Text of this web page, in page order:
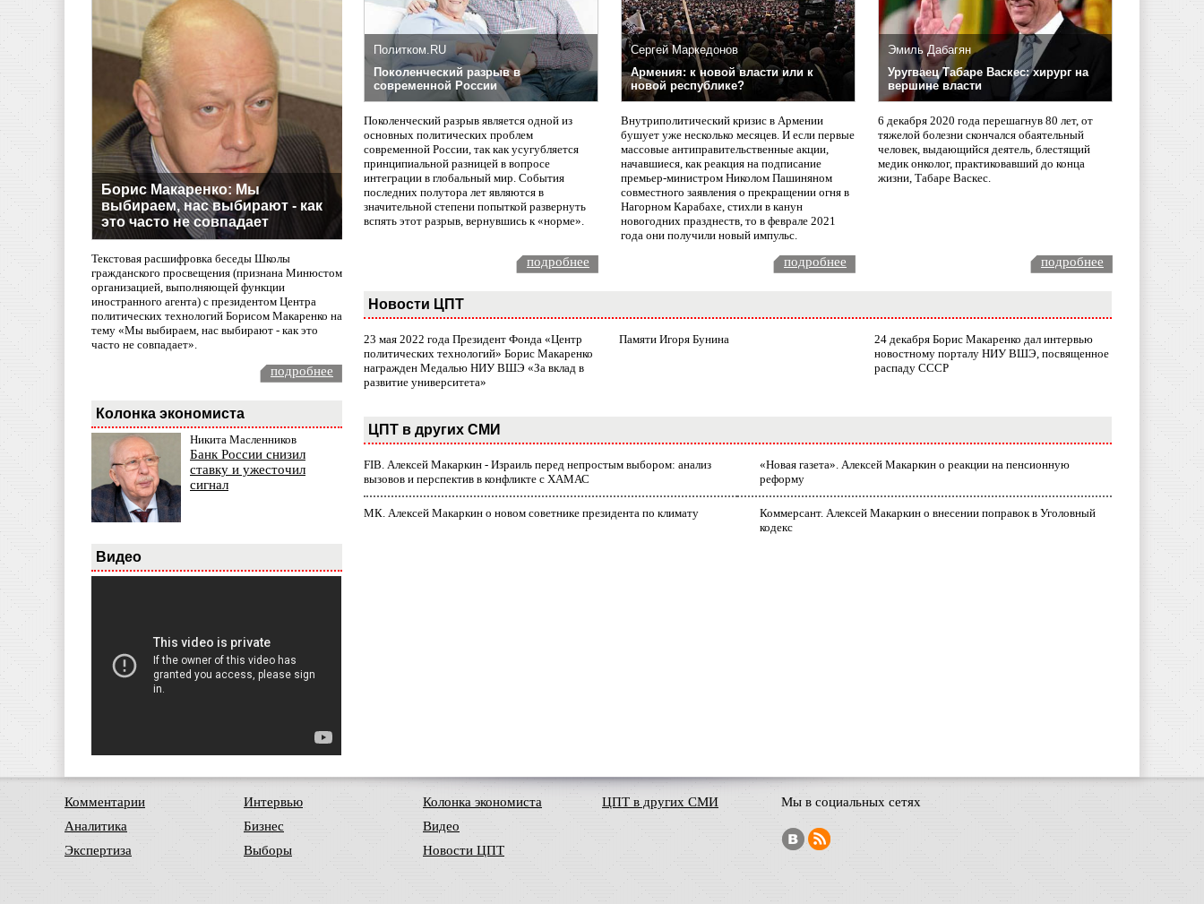
Борис Макаренко: Мы
выбираем, нас выбирают - как
это часто не совпадает
Текстовая расшифровка беседы Школы
гражданского просвещения (признана Минюстом
организацией, выполняющей функции
иностранного агента) с президентом Центра
политических технологий Борисом Макаренко на
тему «Мы выбираем, нас выбирают - как это
часто не совпадает».
подробнее
Колонка экономиста
Никита Масленников
Банк России снизил
ставку и ужесточил
сигнал
Видео
Политком.RU
Поколенческий разрыв в
современной России
Поколенческий разрыв является одной из
основных политических проблем
современной России, так как усугубляется
принципиальной разницей в вопросе
интеграции в глобальный мир. События
последних полутора лет являются в
значительной степени попыткой развернуть
вспять этот разрыв, вернувшись к «норме».
Сергей Маркедонов
Армения: к новой власти или к
новой республике?
Внутриполитический кризис в Армении
бушует уже несколько месяцев. И если первые
массовые антиправительственные акции,
начавшиеся, как реакция на подписание
премьер-министром Николом Пашиняном
совместного заявления о прекращении огня в
Нагорном Карабахе, стихли в канун
новогодних празднеств, то в феврале 2021
года они получили новый импульс.
Эмиль Дабагян
Уругваец Табаре Васкес: хирург на
вершине власти
6 декабря 2020 года перешагнув 80 лет, от
тяжелой болезни скончался обаятельный
человек, выдающийся деятель, блестящий
медик онколог, практиковавший до конца
жизни, Табаре Васкес.
подробнее подробнее подробнее
Новости ЦПТ
23 мая 2022 года Президент Фонда «Центр
политических технологий» Борис Макаренко
награжден Медалью НИУ ВШЭ «За вклад в
развитие университета»
Памяти Игоря Бунина
24 декабря Борис Макаренко дал интервью
новостному порталу НИУ ВШЭ, посвященное
распаду СССР
ЦПТ в других СМИ
FIB. Алексей Макаркин - Израиль перед непростым выбором: анализ
вызовов и перспектив в конфликте с ХАМАС
«Новая газета». Алексей Макаркин о реакции на пенсионную
реформу
МК. Алексей Макаркин о новом советнике президента по климату
Коммерсант. Алексей Макаркин о внесении поправок в Уголовный
кодекс
Комментарии
Аналитика
Экспертиза
Интервью
Бизнес
Выборы
Колонка экономиста
Видео
Новости ЦПТ
ЦПТ в других СМИ Мы в социальных сетях